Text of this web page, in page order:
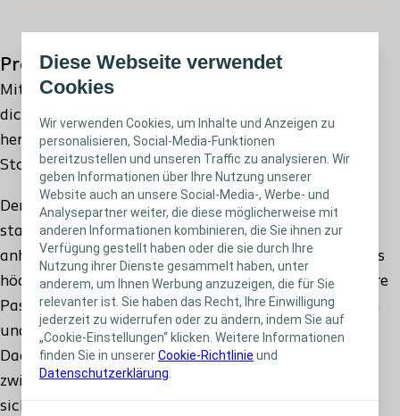
Diese Webseite verwendet
Cookies
Wir verwenden Cookies, um Inhalte und Anzeigen zu
personalisieren, Social-Media-Funktionen
bereitzustellen und unseren Traffic zu analysieren. Wir
geben Informationen über Ihre Nutzung unserer
Website auch an unsere Social-Media-, Werbe- und
Analysepartner weiter, die diese möglicherweise mit
anderen Informationen kombinieren, die Sie ihnen zur
Verfügung gestellt haben oder die sie durch Ihre
Nutzung ihrer Dienste gesammelt haben, unter
anderem, um Ihnen Werbung anzuzeigen, die für Sie
relevanter ist. Sie haben das Recht, Ihre Einwilligung
jederzeit zu widerrufen oder zu ändern, indem Sie auf
„Cookie-Einstellungen“ klicken. Weitere Informationen
finden Sie in unsererCookie-Richtlinie und
Datenschutzerklärung
Produktbeschreibung
Mit einem modellierbaren Hautschutzring wird eine
dichte Verbindung des Stomas mit der Versorgung
hergestellt, sodass Ihre Haut vor den
Stomaausscheidungen geschützt ist.
Der Brava® Modellierbarer Hautschutzring hat eine
stabile Zusammensetzung, die einen länger
anhaltenden Schutz vor Leckagen bietet. Er wurde als
höchst beständiger Ring entwickelt, der eine genauere
Passform ermöglicht. Er lässt sich einfach anwenden
und entsprechend Ihrer Körperform modellieren.
Dadurch wird eine dauerhafte, enge Verbindung
zwischen Ihrem Stoma und der Basisplatte
sichergestellt. Der Brava Modellierbarer